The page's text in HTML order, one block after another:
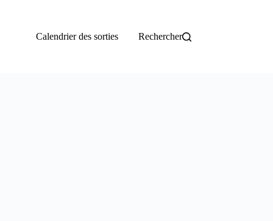
Calendrier des sorties Rechercher